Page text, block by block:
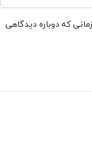
که دوباره دیدگاهی